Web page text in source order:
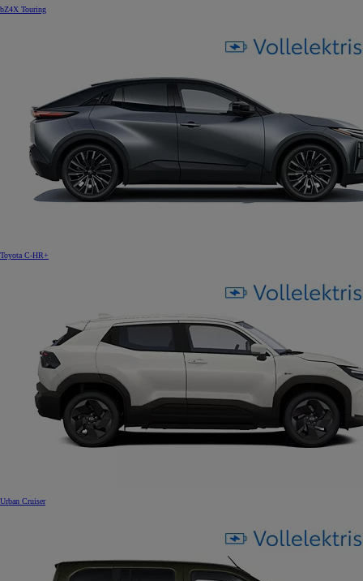
bZ4X Touring
Toyota C-HR+
Urban Cruiser